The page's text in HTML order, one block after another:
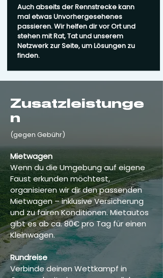
Auch abseits der Rennstrecke kann
mal etwas Unvorhergesehenes
passieren. Wir helfen dir vor Ort und
stehen mit Rat, Tat und unserem
Netzwerk zur Seite, um Lösungen zu
finden.
Zusatzleistunge
n
(gegen Gebühr)
Mietwagen
Wenn du die Umgebung auf eigene
Faust erkunden möchtest,
organisieren wir dir den passenden
Mietwagen – inklusive Versicherung
und zu fairen Konditionen. Mietautos
gibt es ab ca. 80€ pro Tag für einen
Kleinwagen.
Rundreise
Verbinde deinen Wettkampf in